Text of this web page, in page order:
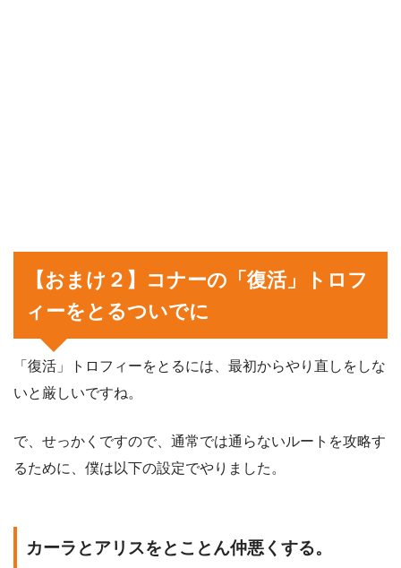
【おまけ２】コナーの「復活」トロフ
ィーをとるついでに
「復活」トロフィーをとるには、最初からやり直しをしな
いと厳しいですね。
で、せっかくですので、通常では通らないルートを攻略す
るために、僕は以下の設定でやりました。
カーラとアリスをとことん仲悪くする。